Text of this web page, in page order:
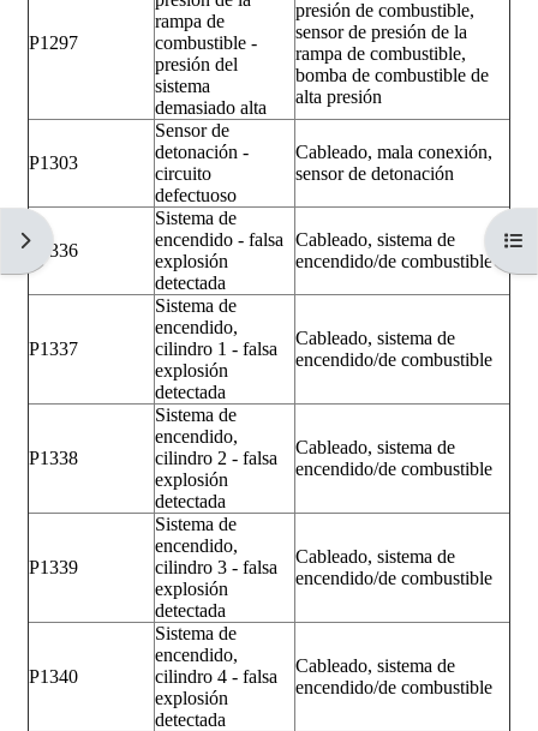
Abrir cajón de bloques
P1297
rampa de
combustible -
presión del
sistema
demasiado alta
presión de combustible,
sensor de presión de la
rampa de combustible,
bomba de combustible de
alta presión
P1303
Sensor de
detonación -
circuito
defectuoso
Cableado, mala conexión,
sensor de detonación
P1336
Sistema de
encendido - falsa
explosión
detectada
Cableado, sistema de
encendido/de combustible
P1337
Sistema de
encendido,
cilindro 1 - falsa
explosión
detectada
Cableado, sistema de
encendido/de combustible
P1338
Sistema de
encendido,
cilindro 2 - falsa
explosión
detectada
Cableado, sistema de
encendido/de combustible
P1339
Sistema de
encendido,
cilindro 3 - falsa
explosión
detectada
Cableado, sistema de
encendido/de combustible
P1340
Sistema de
encendido,
cilindro 4 - falsa
explosión
detectada
Cableado, sistema de
encendido/de combustible